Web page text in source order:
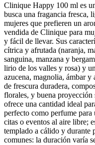
Clinique Happy 100 ml es
busca una fragancia fresca,
mujeres que prefieren un
vendida de Clinique para
y fácil de llevar. Sus
cítrica y afrutada (naranja,
sanguina, manzana y
lirio de los valles y rosa) y
azucena, magnolia, ámbar
de frescura duradera,
florales, y buena
ofrece una cantidad ideal
perfecto como perfume
citas o eventos al aire libre;
templado a cálido y durante
comunes: la duración varía